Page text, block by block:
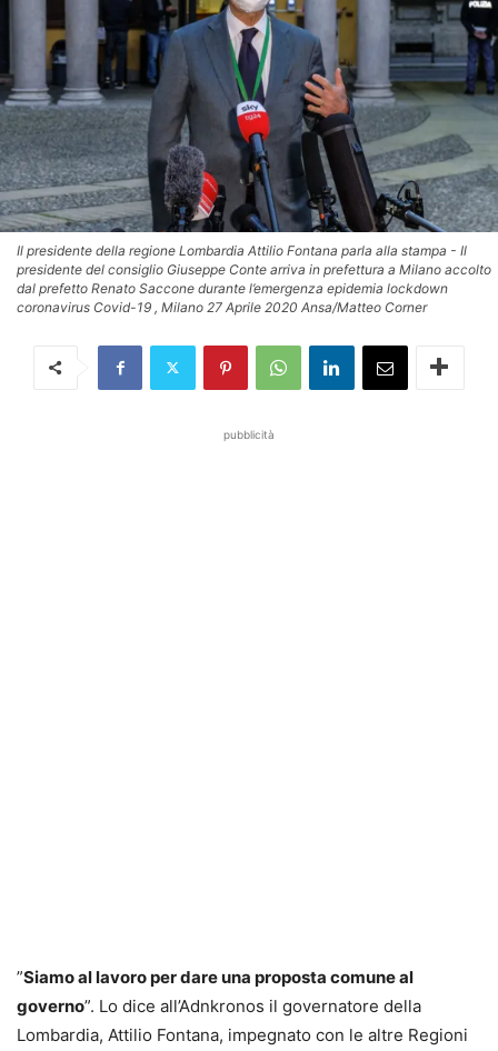
Il presidente della regione Lombardia Attilio Fontana parla alla stampa - Il
presidente del consiglio Giuseppe Conte arriva in prefettura a Milano accolto
dal prefetto Renato Saccone durante l’emergenza epidemia lockdown
coronavirus Covid-19 , Milano 27 Aprile 2020 Ansa/Matteo Corner
pubblicità
”Siamo al lavoro per dare una proposta comune al
governo”. Lo dice all’Adnkronos il governatore della
Lombardia, Attilio Fontana, impegnato con le altre Regioni